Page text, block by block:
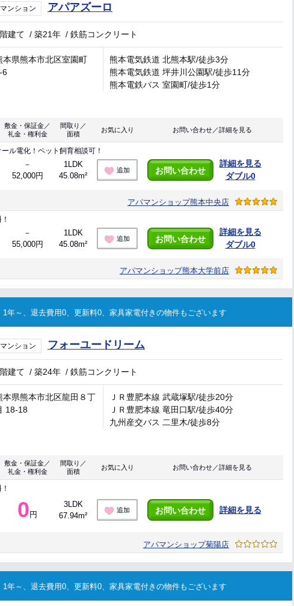
マンション アパアズーロ
建て /築21年 /鉄筋コンクリート
本県熊本市北区室園町
6
熊本電気鉄道 北熊本駅/徒歩3分
熊本電気鉄道 坪井川公園駅/徒歩11分
熊本電鉄バス 室園町/徒歩1分
敷金・保証金／
礼金・権利金
間取り／
面積
お気に入り お問い合わせ／詳細を見る
ル電化！ペット飼育相談可！
－
52,000円
1LDK
45.08m²
追加 お問い合わせ
詳細を見る
ダブル0
アパマンショップ熊本中央店
－
55,000円
1LDK
45.08m²
追加 お問い合わせ
詳細を見る
ダブル0
アパマンショップ熊本大学前店
年～、退去費用0、更新料0、家具家電付きの物件もございます
マンション フォーユードリーム
建て /築24年 /鉄筋コンクリート
本県熊本市北区龍田８丁
18-18
ＪＲ豊肥本線 武蔵塚駅/徒歩20分
ＪＲ豊肥本線 竜田口駅/徒歩40分
九州産交バス 二里木/徒歩8分
敷金・保証金／
礼金・権利金
間取り／
面積
お気に入り お問い合わせ／詳細を見る
0 円
3LDK
67.94m²
追加 お問い合わせ 詳細を見る
アパマンショップ菊陽店
年～、退去費用0、更新料0、家具家電付きの物件もございます